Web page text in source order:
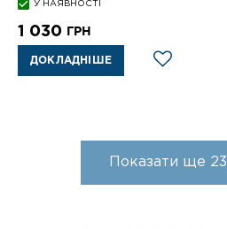
У НАЯВНОСТІ
1 030 ГРН
ДОКЛАДНІШЕ
Показати ще 23